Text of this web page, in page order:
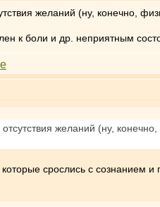
желаний (ну, конечно,
к боли и др. неприятным
желаний (ну,
срослись с сознанием